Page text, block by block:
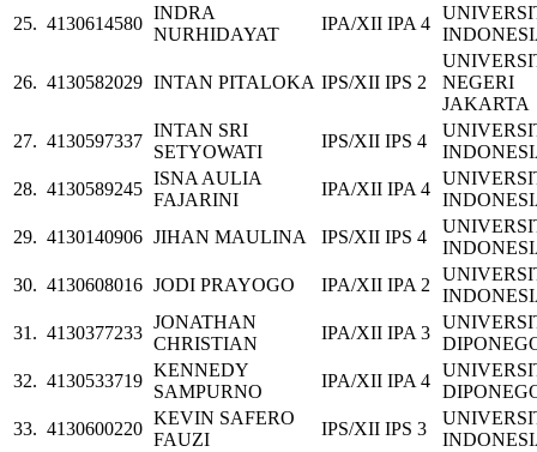
25. 4130614580
INDRA
NURHIDAYAT
IPA/XII IPA 4
26. 4130582029 INTAN PITALOKA IPS/XII IPS 2
NEGERI
JAKARTA
27. 4130597337
INTAN SRI
SETYOWATI
IPS/XII IPS 4
28. 4130589245
ISNA AULIA
FAJARINI
IPA/XII IPA 4
29. 4130140906 JIHAN MAULINA IPS/XII IPS 4
30. 4130608016 JODI PRAYOGO IPA/XII IPA 2
31. 4130377233
JONATHAN
CHRISTIAN
IPA/XII IPA 3
32. 4130533719
KENNEDY
SAMPURNO
IPA/XII IPA 4
33. 4130600220
KEVIN SAFERO
FAUZI
IPS/XII IPS 3